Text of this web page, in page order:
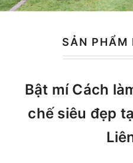
SẢN PHẨM
Bật mí Cách
chế siêu đẹp